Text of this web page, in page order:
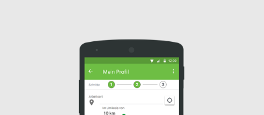
Migros-Genossenschafts-Bund
Zürich